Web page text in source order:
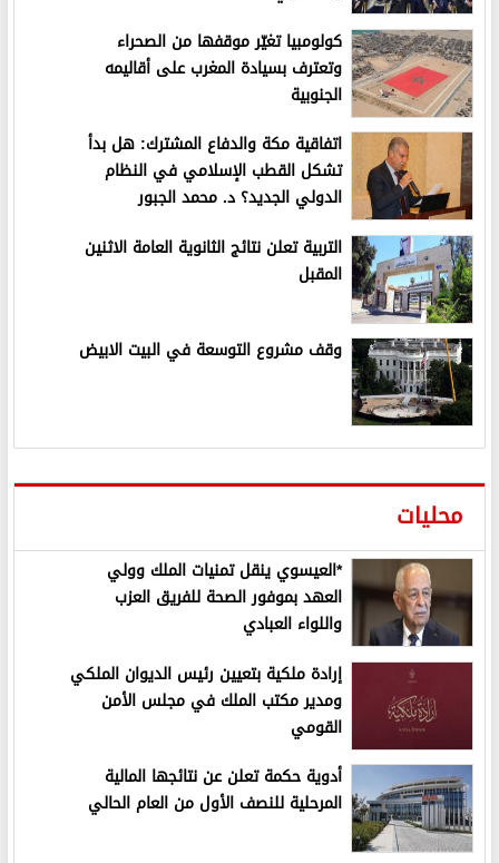
كولومبيا تغيّر موقفها من الصحراء
وتعترف بسيادة المغرب على أقاليمه
الجنوبية
اتفاقية مكة والدفاع المشترك: هل بدأ
تشكل القطب الإسلامي في النظام
الدولي الجديد؟ د. محمد الجبور
التربية تعلن نتائج الثانوية العامة الاثنين
المقبل
وقف مشروع التوسعة في البيت الابيض
محليات
*العيسوي ينقل تمنيات الملك وولي
العهد بموفور الصحة للفريق العزب
واللواء العبادي
إرادة ملكية بتعيين رئيس الديوان الملكي
ومدير مكتب الملك في مجلس الأمن
القومي
أدوية حكمة تعلن عن نتائجها المالية
المرحلية للنصف الأول من العام الحالي